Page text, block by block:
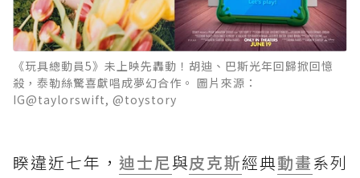
《玩具總動員5》未上映先轟動！胡迪、巴斯光年回歸掀回憶
殺，泰勒絲驚喜獻唱成夢幻合作。 圖片來源：
IG@taylorswift, @toystory
睽違近七年， 迪士尼與皮克斯經典動畫系列